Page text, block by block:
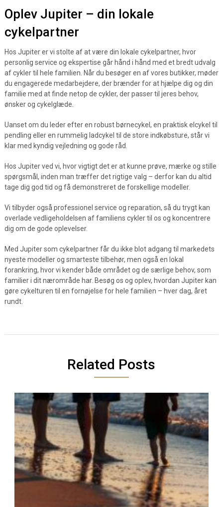
Oplev Jupiter – din lokale
cykelpartner
Hos Jupiter er vi stolte af at være din lokale cykelpartner, hvor
personlig service og ekspertise går hånd i hånd med et bredt udvalg
af cykler til hele familien. Når du besøger en af vores butikker, møder
du engagerede medarbejdere, der brænder for at hjælpe dig og din
familie med at finde netop de cykler, der passer til jeres behov,
ønsker og cykelglæde.
Uanset om du leder efter en robust børnecykel, en praktisk elcykel til
pendling eller en rummelig ladcykel til de store indkøbsture, står vi
klar med kyndig vejledning og gode råd.
Hos Jupiter ved vi, hvor vigtigt det er at kunne prøve, mærke og stille
spørgsmål, inden man træffer det rigtige valg – derfor kan du altid
tage dig god tid og få demonstreret de forskellige modeller.
Vi tilbyder også professionel service og reparation, så du trygt kan
overlade vedligeholdelsen af familiens cykler til os og koncentrere
dig om de gode oplevelser.
Med Jupiter som cykelpartner får du ikke blot adgang til markedets
nyeste modeller og smarteste tilbehør, men også en lokal
forankring, hvor vi kender både området og de særlige behov, som
familier i dit nærområde har. Besøg os og oplev, hvordan Jupiter kan
gøre cykelturen til en fornøjelse for hele familien – hver dag, året
rundt.
Related Posts